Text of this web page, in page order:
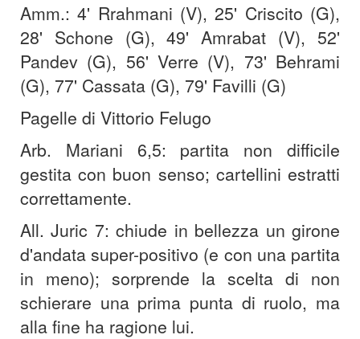
Amm.: 4' Rrahmani (V), 25' Criscito (G),
28' Schone (G), 49' Amrabat (V), 52'
Pandev (G), 56' Verre (V), 73' Behrami
(G), 77' Cassata (G), 79' Favilli (G)
Pagelle di Vittorio Felugo
Arb. Mariani 6,5: partita non difficile
gestita con buon senso; cartellini estratti
correttamente.
All. Juric 7: chiude in bellezza un girone
d'andata super-positivo (e con una partita
in meno); sorprende la scelta di non
schierare una prima punta di ruolo, ma
alla fine ha ragione lui.